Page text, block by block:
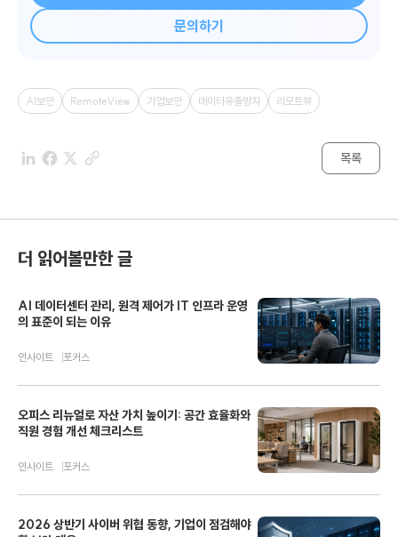
문의하기
AI보안 RemoteView 기업보안 데이터유출방지 리모트뷰
목록
더 읽어볼만한 글
AI 데이터센터 관리, 원격 제어가 IT 인프라 운영
의 표준이 되는 이유
인사이트 포커스
오피스 리뉴얼로 자산 가치 높이기: 공간 효율화와
직원 경험 개선 체크리스트
인사이트 포커스
2026 상반기 사이버 위협 동향, 기업이 점검해야